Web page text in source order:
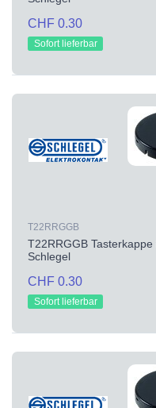
CHF 0.30
Sofort lieferbar
T22RRGGB
T22RRGGB
Schlegel
CHF 0.30
Sofort lieferbar